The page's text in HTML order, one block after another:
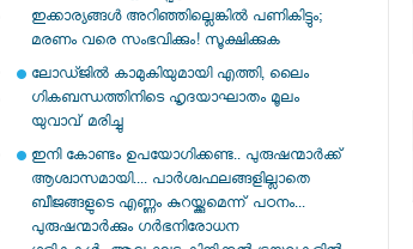
ഇക്കാര്യങ്ങൾ അറിഞ്ഞില്ലെങ്കിൽ പണികിട്ടും;
മരണം വരെ സംഭവിക്കും! സൂക്ഷിക്കുക
ലോഡ്ജിൽ കാമുകിയുമായി എത്തി, ലൈം​
ഗികബന്ധത്തിനിടെ ഹൃദയാഘാതം മൂലം
യുവാവ് മരിച്ചു
ഇനി കോണ്ടം ഉപയോഗിക്കണ്ട.. പുരുഷന്മാർക്ക്
ആശ്വാസമായി.... പാര്‍ശ്വഫലങ്ങളില്ലാതെ
ബീജങ്ങളുടെ എണ്ണം കുറയ്ക്കുമെന്ന് പഠനം...
പുരുഷന്മാര്‍ക്കും ഗര്‍ഭനിരോധന